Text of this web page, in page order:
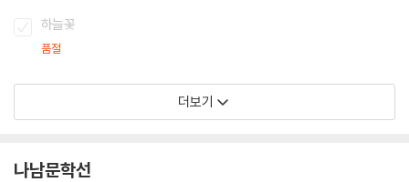
하늘꽃
품절
더보기
나남문학선